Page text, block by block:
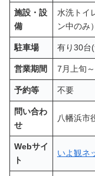
施設・設
備
水洗トイ
ン中のみ）
駐車場 有り30台
営業期間 7月上旬
予約等 不要
問い合わ
せ
八幡浜市
Webサイ
ト
いよ観ネ